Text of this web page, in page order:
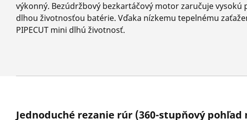
výkonný. Bezúdržbový bezkartáčový motor zaručuje vysokú
dlhou životnosťou batérie. Vďaka nízkemu tepelnému
PIPECUT mini dlhú životnosť.
Jednoduché rezanie rúr (360-stupňový pohľad